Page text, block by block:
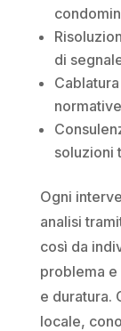
di
normative
soluzioni
Ogni
analisi
così da
problema
e duratura.
locale,